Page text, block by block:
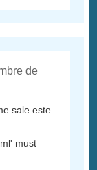
de
sale este
must